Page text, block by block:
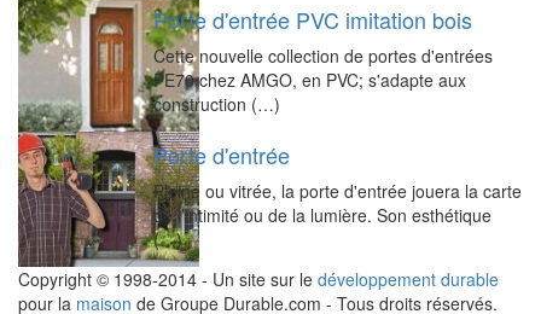
Porte d'entrée PVC imitation bois
Cette nouvelle collection de portes d'entrées
PE70 chez AMGO, en PVC; s'adapte aux
construction (…)
Porte d'entrée
Pleine ou vitrée, la porte d'entrée jouera la carte
de l’intimité ou de la lumière. Son esthétique
(…)
Copyright © 1998-2014 - Un site sur le développement durable
pour la maison de Groupe Durable.com - Tous droits réservés.